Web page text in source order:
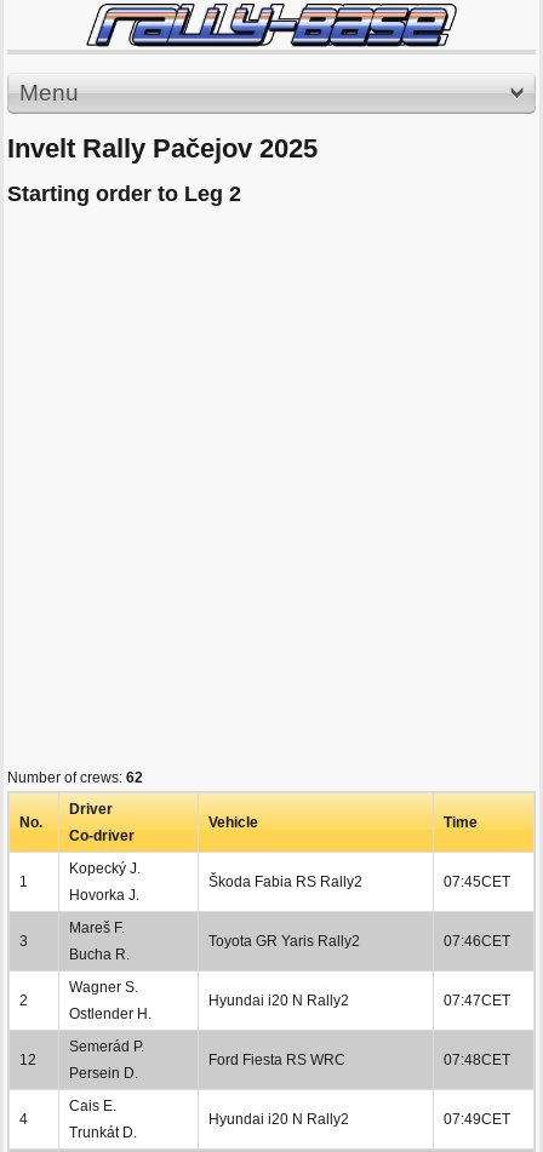
Menu
Invelt Rally Pačejov 2025
Starting order to Leg 2
Number of crews: 62
No.
Driver
Co-driver
Vehicle Time
1
Kopecký J.
Hovorka J.
Škoda Fabia RS Rally2 07:45CET
3
Mareš F.
Bucha R.
Toyota GR Yaris Rally2 07:46CET
2
Wagner S.
Ostlender H.
Hyundai i20 N Rally2 07:47CET
12
Semerád P.
Persein D.
Ford Fiesta RS WRC 07:48CET
4
Cais E.
Trunkát D.
Hyundai i20 N Rally2 07:49CET